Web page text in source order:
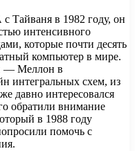
в 1982 году, он
интенсивного
которые почти десять
компьютер в мире.
— Меллон в
интегральных схем, из
давно интересовался
обратили внимание
в 1988 году
помочь с